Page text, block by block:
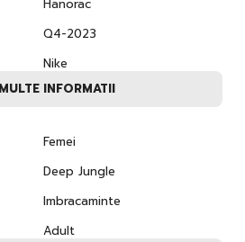
Hanorac
Q4-2023
Nike
INFORMATII
Femei
Deep Jungle
Imbracaminte
Adult